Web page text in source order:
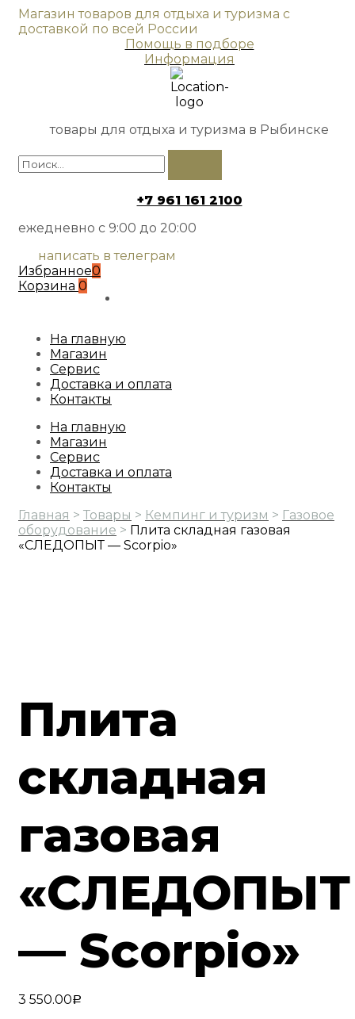
Магазин товаров для отдыха и туризма с
доставкой по всей России
Помощь в подборе
Информация
товары для отдыха и туризма в Рыбинске
+7 961 161 2100
ежедневно с 9:00 до 20:00
написать в телеграм
Избранное0
Корзина 0
На главную
Магазин
Сервис
Доставка и оплата
Контакты
На главную
Магазин
Сервис
Доставка и оплата
Контакты
Главная > Товары > Кемпинг и туризм > Газовое
оборудование > Плита складная газовая
«СЛЕДОПЫТ — Scorpio»
Плита
складная
газовая
«СЛЕДОПЫТ
— Scorpio»
3 550.00Р